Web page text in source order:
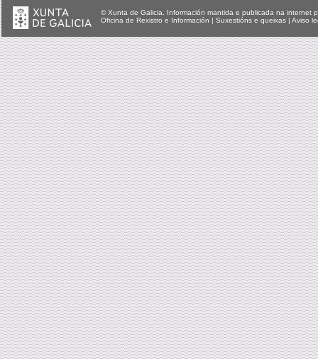
© Xunta de Galicia. Información mantida e publicada na internet
Oficina de Rexistro e Información | Suxestións e queixas | Aviso